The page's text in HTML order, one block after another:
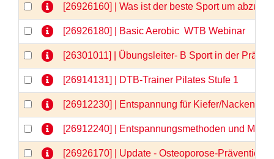
[26926160] | Was ist der beste Sport um
[26926180] | Basic Aerobic  WTB Webinar
[26301011] | Übungsleiter- B Sport in der
[26914131] | DTB-Trainer Pilates Stufe 1
[26912230] | Entspannung für Kiefer/Nacken/
[26912240] | Entspannungsmethoden und
[26926170] | Update - Osteoporose-Prävention